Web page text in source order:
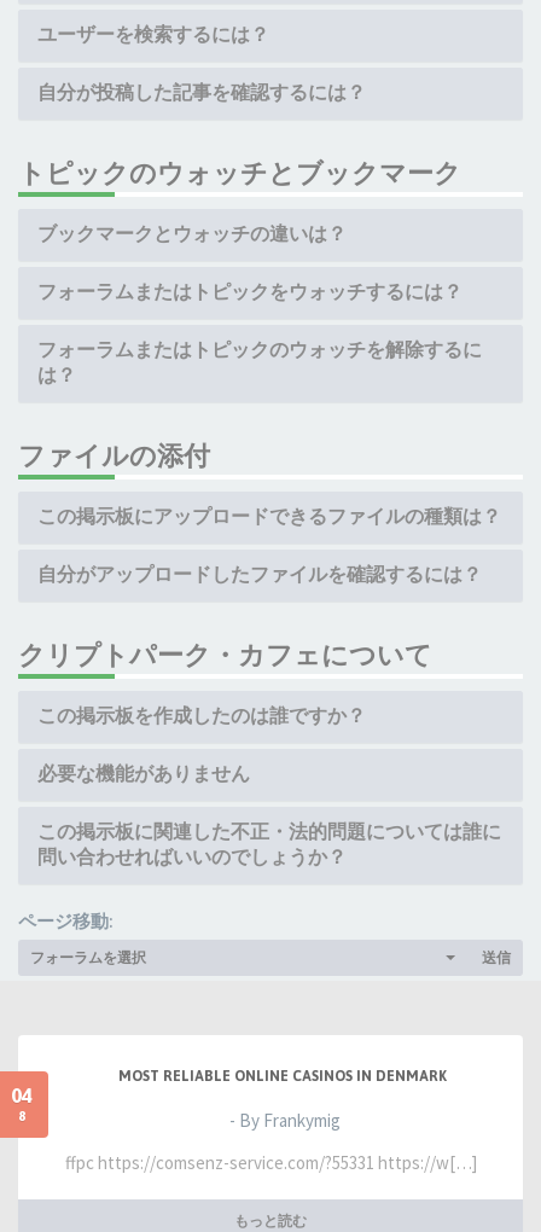
ユーザーを検索するには？
自分が投稿した記事を確認するには？
トピックのウォッチとブックマーク
ブックマークとウォッチの違いは？
フォーラムまたはトピックをウォッチするには？
フォーラムまたはトピックのウォッチを解除するに
は？
ファイルの添付
この掲示板にアップロードできるファイルの種類は？
自分がアップロードしたファイルを確認するには？
クリプトパーク・カフェについて
この掲示板を作成したのは誰ですか？
必要な機能がありません
この掲示板に関連した不正・法的問題については誰に
問い合わせればいいのでしょうか？
ページ移動:
フォーラムを選択 送信
04
8
MOST RELIABLE ONLINE CASINOS IN DENMARK
- By Frankymig
ffpc https://comsenz-service.com/?55331 https://w[…]
もっと読む